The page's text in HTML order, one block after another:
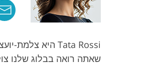
שאתה רואה בבלוג שלנו